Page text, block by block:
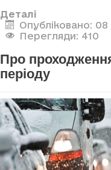
Деталі
Опубліковано:
Перегляди: 410
Про
періоду